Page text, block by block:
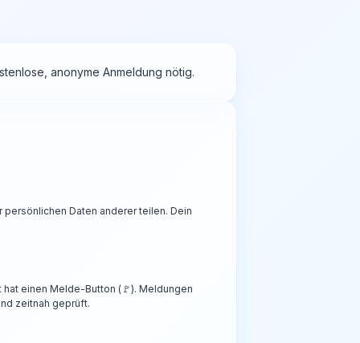
anonyme Anmeldung nötig.
Daten anderer teilen. Dein
einen Melde-Button (🚩). Meldungen
zeitnah geprüft.